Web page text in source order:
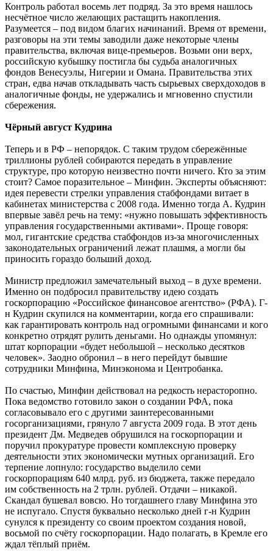
Контроль работал восемь лет подряд. За это время нашлось
несчётное число желающих растащить накопления.
Разумеется – под видом благих начинаний. Время от времени,
разговоры на эти темы заводили даже некоторые члены
правительства, включая вице-премьеров. Возьми они верх,
российскую кубышку постигла бы судьба аналогичных
фондов Венесуэлы, Нигерии и Омана. Правительства этих
стран, едва начав откладывать часть сырьевых сверхдоходов в
аналогичные фонды, не удержались и мгновенно спустили
сбережения.
Чёрный август Кудрина
Теперь и в РФ – непорядок. С таким трудом сбережённые
триллионы рублей собираются передать в управление
структуре, про которую неизвестно почти ничего. Кто за этим
стоит? Самое поразительное – Минфин. Эксперты объясняют:
идея перевести стрелки управления стабфондами витает в
кабинетах министерства с 2008 года. Именно тогда А. Кудрин
впервые завёл речь на тему: «нужно повышать эффективность
управления государственными активами». Проще говоря:
мол, гигантские средства стабфондов из-за многочисленных
законодательных ограничений лежат плашмя, а могли бы
приносить гораздо больший доход.
Министр предложил замечательный выход – в духе времени.
Именно он подбросил правительству идею создать
госкорпорацию «Российское финансовое агентство» (РФА). Г-
н Кудрин скупился на комментарии, когда его спрашивали:
как гарантировать контроль над огромными финансами и кого
конкретно отрядят рулить деньгами. Но однажды упомянул:
штат корпорации «будет небольшой – несколько десятков
человек». Заодно обронил – в него перейдут бывшие
сотрудники Минфина, Минэконома и Центробанка.
По счастью, Минфин действовал на редкость нерасторопно.
Пока ведомство готовило закон о создании РФА, пока
согласовывало его с другими заинтересованными
госорганизациями, грянуло 7 августа 2009 года. В этот день
президент Дм. Медведев обрушился на госкорпорации и
поручил прокуратуре провести комплексную проверку
деятельности этих экономически мутных организаций. Его
терпение лопнуло: государство выделило семи
госкорпорациям 640 млрд. руб. из бюджета, также передало
им собственность на 2 трлн. рублей. Отдачи – никакой.
Скандал бушевал вовсю. Но тогдашнего главу Минфина это
не испугало. Спустя буквально несколько дней г-н Кудрин
сунулся к президенту со своим проектом создания новой,
восьмой по счёту госкорпорации. Надо полагать, в Кремле его
ждал тёплый приём.